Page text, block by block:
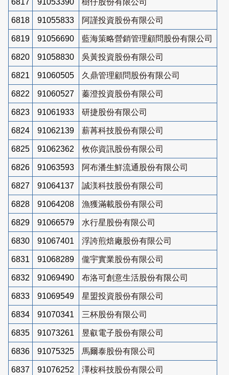
6818 91055833 阿謹投資股份有限公司
6819 91056690 藍海策略營銷管理顧問股份有限公司
6820 91058830 吳黃投資股份有限公司
6821 91060505 久鼎管理顧問股份有限公司
6822 91060527 蓁澄投資股份有限公司
6823 91061933 研捷股份有限公司
6824 91062139 薪苒科技股份有限公司
6825 91062362 攸你資訊股份有限公司
6826 91063593 阿布潘生鮮流通股份有限公司
6827 91064137 誠渼科技股份有限公司
6828 91064208 漁獲滿載股份有限公司
6829 91066579 水行星股份有限公司
6830 91067401 浮誇煎焙廠股份有限公司
6831 91068289 儱宇實業股份有限公司
6832 91069490 布洛可創意生活股份有限公司
6833 91069549 星盟投資股份有限公司
6834 91070341 三杯股份有限公司
6835 91073261 昱叡電子股份有限公司
6836 91075325 馬爾泰股份有限公司
6837 91076252 澤桉科技股份有限公司